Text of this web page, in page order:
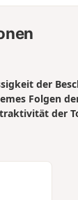
der
Folgen
der